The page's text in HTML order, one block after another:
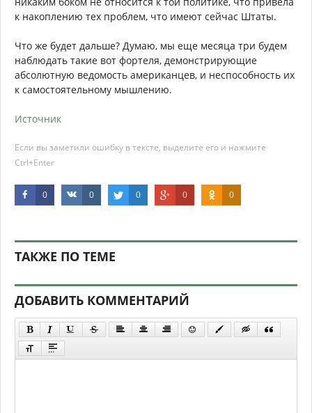
к накоплению тех проблем, что имеют сейчас Штаты.
Что же будет дальше? Думаю, мы еще месяца три будем
наблюдать такие вот фортеля, демонстрирующие
абсолютную ведомость американцев, и неспособность их
к самостоятельному мышлению.
Источник
Если вы заметили ошибку в тексте, выделите его и нажмите
Ctrl+Enter
0 0 0 0 0
ТАКЖЕ ПО ТЕМЕ
ДОБАВИТЬ КОММЕНТАРИЙ